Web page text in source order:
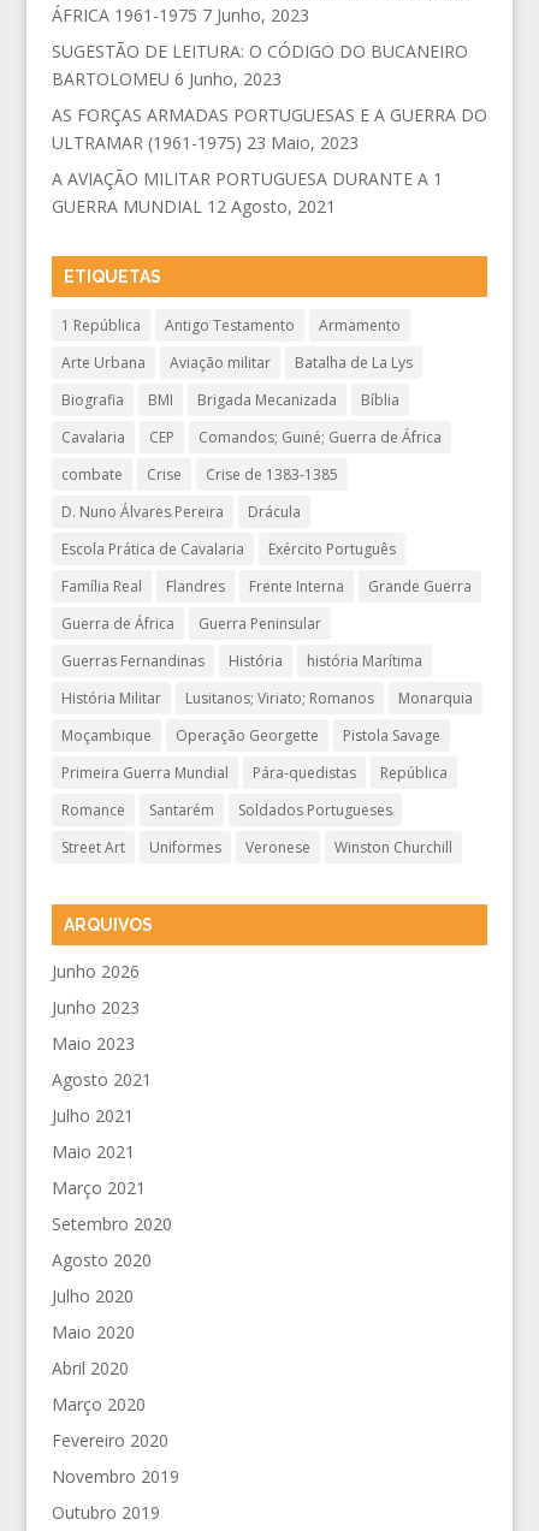
ÁFRICA 1961-1975 7 Junho, 2023
SUGESTÃO DE LEITURA: O CÓDIGO DO BUCANEIRO
BARTOLOMEU 6 Junho, 2023
AS FORÇAS ARMADAS PORTUGUESAS E A GUERRA DO
ULTRAMAR (1961-1975) 23 Maio, 2023
A AVIAÇÃO MILITAR PORTUGUESA DURANTE A 1
GUERRA MUNDIAL 12 Agosto, 2021
ETIQUETAS
1 República Antigo Testamento
Armamento
Arte Urbana
Aviação militar
Batalha de La Lys
Biografia
BMI Brigada Mecanizada
Bíblia
Cavalaria
CEP
Comandos; Guiné; Guerra de África
combate
Crise
Crise de 1383-1385
D. Nuno Álvares Pereira
Drácula
Escola Prática de Cavalaria
Exército Português
Família Real
Flandres Frente Interna
Grande Guerra
Guerra de África
Guerra Peninsular
Guerras Fernandinas
História
história Marítima
História Militar
Lusitanos; Viriato; Romanos
Monarquia
Moçambique
Operação Georgette
Pistola Savage
Primeira Guerra Mundial
Pára-quedistas
República
Romance
Santarém
Soldados Portugueses
Street Art
Uniformes Veronese Winston Churchill
ARQUIVOS
Junho 2026
Junho 2023
Maio 2023
Agosto 2021
Julho 2021
Maio 2021
Março 2021
Setembro 2020
Agosto 2020
Julho 2020
Maio 2020
Abril 2020
Março 2020
Fevereiro 2020
Novembro 2019
Outubro 2019